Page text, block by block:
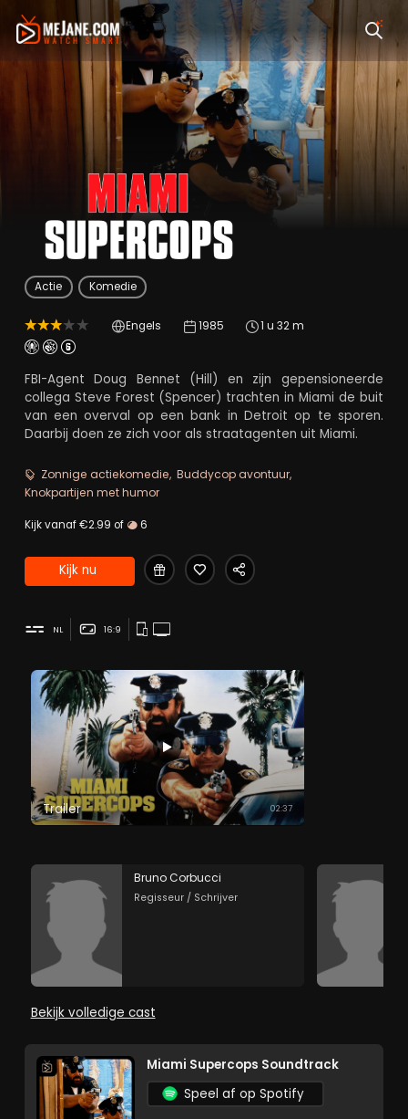
Miami Supercops
Actie Komedie
Engels 1985 1 u 32 m
FBI-Agent Doug Bennet (Hill) en zijn gepensioneerde
collega Steve Forest (Spencer) trachten in Miami de buit
van een overval op een bank in Detroit op te sporen.
Daarbij doen ze zich voor als straatagenten uit Miami.
Zonnige actiekomedie Buddycop avontuur
Knokpartijen met humor
Kijk vanaf €2.99 of 6
Kijk nu
NL 16:9
Trailer 02:37
Bruno Corbucci
Regisseur / Schrijver
Bekijk volledige cast
Miami Supercops Soundtrack
Speel af op Spotify